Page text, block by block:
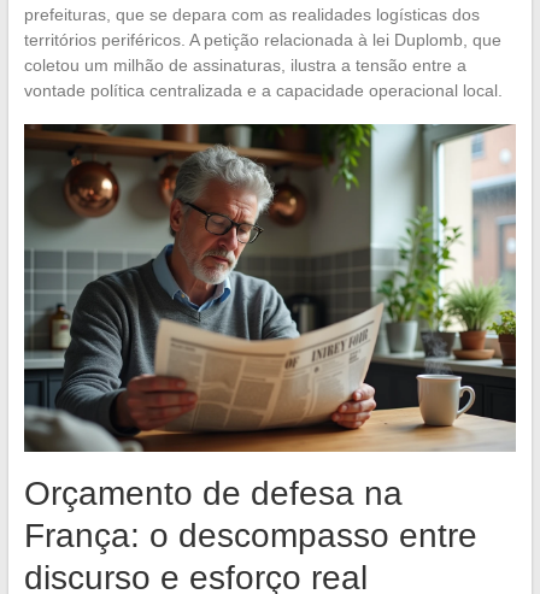
prefeituras, que se depara com as realidades logísticas dos
territórios periféricos. A petição relacionada à lei Duplomb, que
coletou um milhão de assinaturas, ilustra a tensão entre a
vontade política centralizada e a capacidade operacional local.
Orçamento de defesa na
França: o descompasso entre
discurso e esforço real